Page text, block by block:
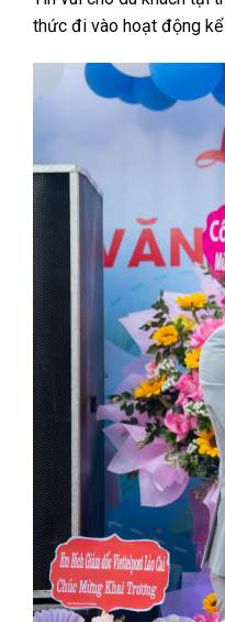
thức đi vào hoạt động